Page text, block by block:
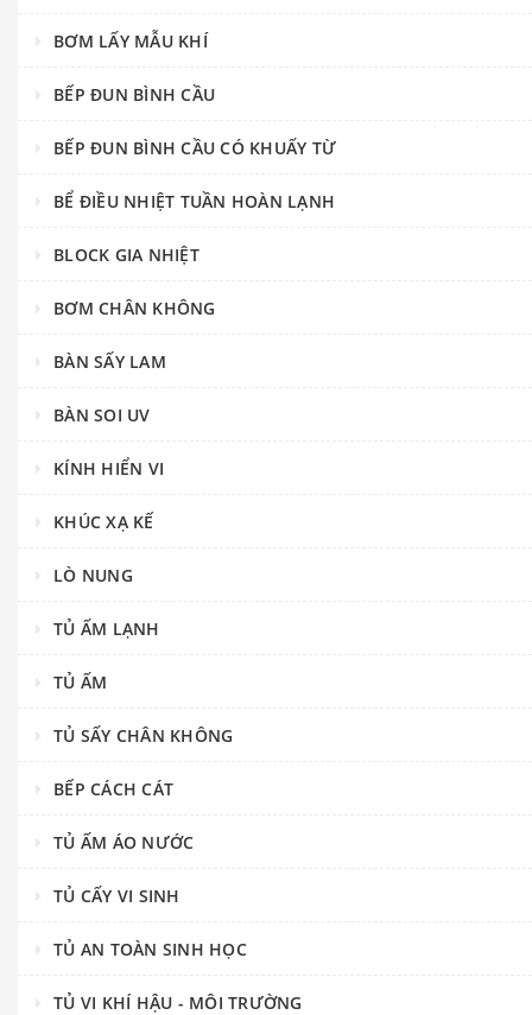
BƠM LẤY MẪU KHÍ
BẾP ĐUN BÌNH CẦU
BẾP ĐUN BÌNH CẦU CÓ KHUẤY TỪ
BỂ ĐIỀU NHIỆT TUẦN HOÀN LẠNH
BLOCK GIA NHIỆT
BƠM CHÂN KHÔNG
BÀN SẤY LAM
BÀN SOI UV
KÍNH HIỂN VI
KHÚC XẠ KẾ
LÒ NUNG
TỦ ẤM LẠNH
TỦ ẤM
TỦ SẤY CHÂN KHÔNG
BẾP CÁCH CÁT
TỦ ẤM ÁO NƯỚC
TỦ CẤY VI SINH
TỦ AN TOÀN SINH HỌC
TỦ VI KHÍ HẬU - MÔI TRƯỜNG